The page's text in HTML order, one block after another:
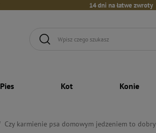
14 dni na łatwe zwroty
Pies Kot Konie
Czy karmienie psa domowym jedzeniem to dobry